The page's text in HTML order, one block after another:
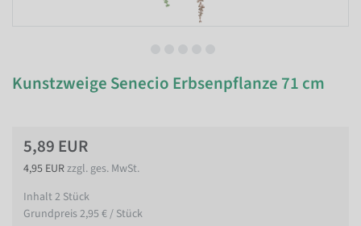
Kunstzweige Senecio Erbsenpflanze 71 cm
5,89 EUR
4,95 EURzzgl. ges. MwSt.
Inhalt2 Stück
Grundpreis2,95 € / Stück